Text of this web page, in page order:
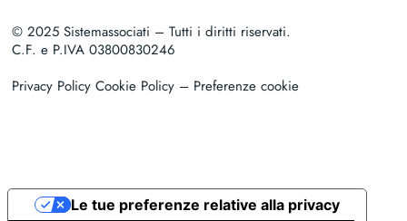
© 2025 Sistemassociati – Tutti i diritti riservati.
C.F. e P.IVA 03800830246
Privacy Policy Cookie Policy – Preferenze cookie
Le tue preferenze relative alla privacy